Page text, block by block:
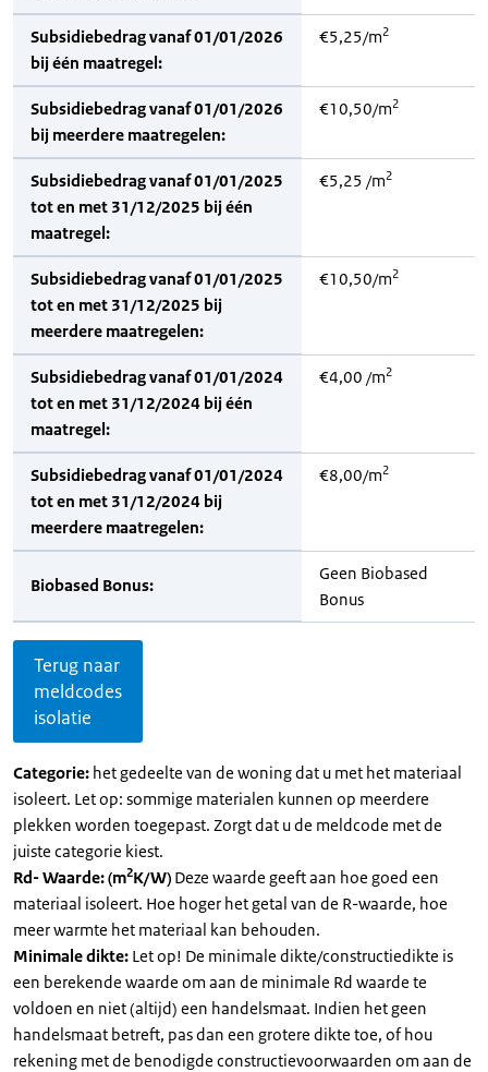
Subsidiebedrag vanaf 01/01/2026
bij één maatregel:
€5,25/m2
Subsidiebedrag vanaf 01/01/2026
bij meerdere maatregelen:
€10,50/m2
Subsidiebedrag vanaf 01/01/2025
tot en met 31/12/2025 bij één
maatregel:
€5,25 /m2
Subsidiebedrag vanaf 01/01/2025
tot en met 31/12/2025 bij
meerdere maatregelen:
€10,50/m2
Subsidiebedrag vanaf 01/01/2024
tot en met 31/12/2024 bij één
maatregel:
€4,00 /m2
Subsidiebedrag vanaf 01/01/2024
tot en met 31/12/2024 bij
meerdere maatregelen:
€8,00/m2
Biobased Bonus:
Geen Biobased
Bonus
Terug naar
meldcodes
isolatie
Categorie: het gedeelte van de woning dat u met het materiaal
isoleert. Let op: sommige materialen kunnen op meerdere
plekken worden toegepast. Zorgt dat u de meldcode met de
juiste categorie kiest.
Rd- Waarde: (m2K/W) Deze waarde geeft aan hoe goed een
materiaal isoleert. Hoe hoger het getal van de R-waarde, hoe
meer warmte het materiaal kan behouden.
Minimale dikte: Let op! De minimale dikte/constructiedikte is
een berekende waarde om aan de minimale Rd waarde te
voldoen en niet (altijd) een handelsmaat. Indien het geen
handelsmaat betreft, pas dan een grotere dikte toe, of hou
rekening met de benodigde constructievoorwaarden om aan de